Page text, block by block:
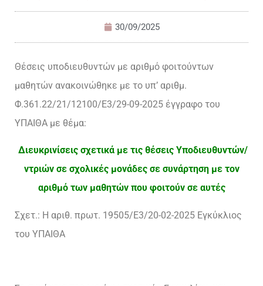
30/09/2025
Θέσεις υποδιευθυντών με αριθμό φοιτούντων
μαθητών ανακοινώθηκε με το υπ’ αριθμ.
Φ.361.22/21/12100/Ε3/29-09-2025 έγγραφο του
ΥΠΑΙΘΑ με θέμα:
Διευκρινίσεις σχετικά με τις θέσεις Υποδιευθυντών/
ντριών σε σχολικές μονάδες σε συνάρτηση με τον
αριθμό των μαθητών που φοιτούν σε αυτές
Σχετ.: Η αριθ. πρωτ. 19505/Ε3/20-02-2025 Εγκύκλιος
του ΥΠΑΙΘΑ